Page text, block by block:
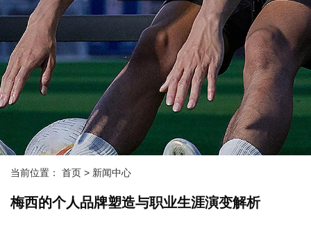
当前位置： 首页 > 新闻中心
梅西的个人品牌塑造与职业生涯演变解析